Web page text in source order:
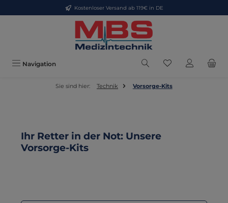
Zum Hauptinhalt springenKostenloser Versand ab 119€ in DE
Navigation Du hast 0
Sie sind hier: Technik Vorsorge-Kits
Ihr Retter in der Not: Unsere
Vorsorge-Kits